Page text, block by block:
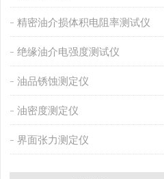
精密油介损体积电阻率测试仪
绝缘油介电强度测试仪
油品锈蚀测定仪
油密度测定仪
界面张力测定仪